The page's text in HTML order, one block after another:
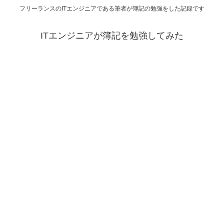
フリーランスのITエンジニアである筆者が簿記の勉強をした記録です
ITエンジニアが簿記を勉強してみた